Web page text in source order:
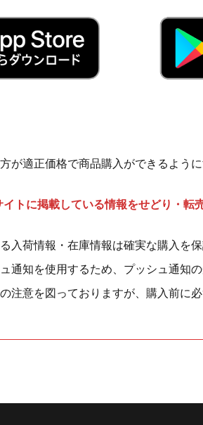
が適正価格で商品購入ができるよう
トに掲載している情報をせどり・転
入荷情報・在庫情報は確実な購入を
通知を使用するため、プッシュ通知
注意を図っておりますが、購入前に